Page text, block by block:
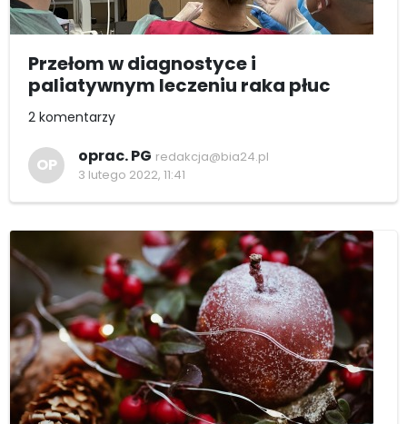
Przełom w diagnostyce i
paliatywnym leczeniu raka płuc
2 komentarzy
OP oprac. PG redakcja@bia24.pl
3 lutego 2022, 11:41